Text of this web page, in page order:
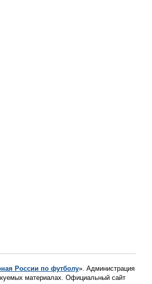
России по футболу». Администрация
материалах. Официальный сайт